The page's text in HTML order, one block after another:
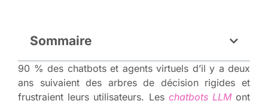
Sommaire
90 % des chatbots et agents virtuels d’il y a deux
ans suivaient des arbres de décision rigides et
frustraient leurs utilisateurs. Les chatbots LLMont